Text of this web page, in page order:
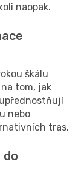
naopak.
škálu
tom, jak
nebo
tras.
do